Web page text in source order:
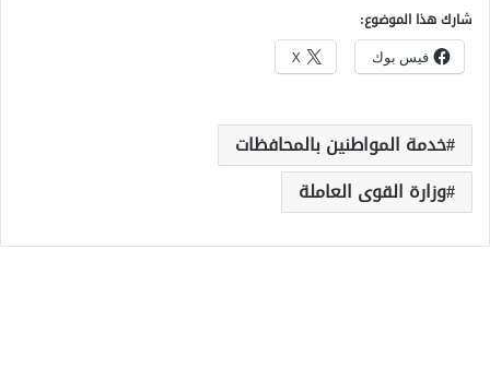
شارك هذا الموضوع:
فيس بوك X
خدمة المواطنين بالمحافظات
وزارة القوى العاملة